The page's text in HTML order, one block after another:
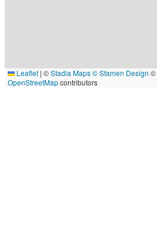
Leaflet | ©Stadia Maps© Stamen Design ©
OpenStreetMapcontributors